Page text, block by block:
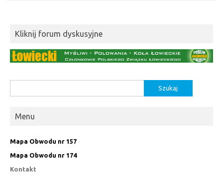
Kliknij forum dyskusyjne
Menu
Mapa Obwodu nr 157
Mapa Obwodu nr 174
Kontakt